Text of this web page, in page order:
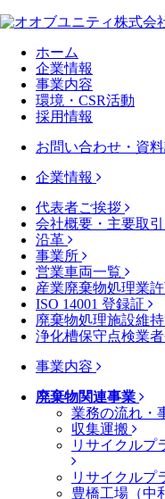
ホーム
企業情報
事業内容
環境・CSR活動
採用情報
お問い合わせ・資
企業情報
代表者ご挨拶
会社概要・主要取
沿革
事業所
営業車両一覧
産業廃棄物処理業
ISO 14001 登録証
廃棄物処理施設維
浄化槽保守点検業
事業内容
廃棄物関連事業
業務の流れ・
収集運搬
リサイクルプ
リサイクルプ
豊橋工場（中